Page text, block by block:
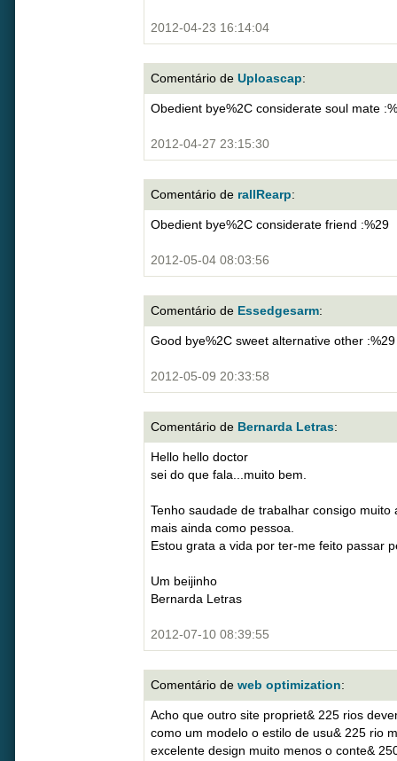
2012-04-23 16:14:04
Comentário de Uploascap:
Obedient bye%2C considerate soul mate
2012-04-27 23:15:30
Comentário de rallRearp:
Obedient bye%2C considerate friend :%29
2012-05-04 08:03:56
Comentário de Essedgesarm:
Good bye%2C sweet alternative other :%29
2012-05-09 20:33:58
Comentário de Bernarda Letras:
Hello hello doctor
sei do que fala...muito bem.
Tenho saudade de trabalhar consigo
mais ainda como pessoa.
Estou grata a vida por ter-me feito passar
Um beijinho
Bernarda Letras
2012-07-10 08:39:55
Comentário de web optimization:
Acho que outro site propriet& 225 rios
como um modelo o estilo de usu& 225 rio
excelente design muito menos o conte&